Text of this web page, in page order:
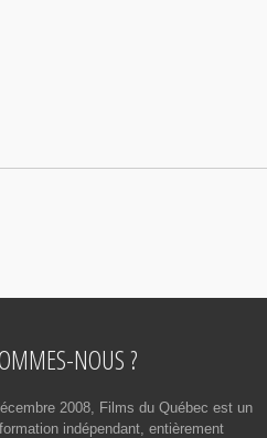
NOUS ?
2008, Films du Québec est un
indépendant, entièrement